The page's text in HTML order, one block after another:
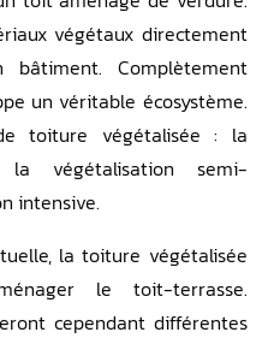
végétaux directement
Complètement
un véritable écosystème.
toiture végétalisée : la
la végétalisation semi-
intensive.
la toiture végétalisée
le toit-terrasse.
cependant différentes